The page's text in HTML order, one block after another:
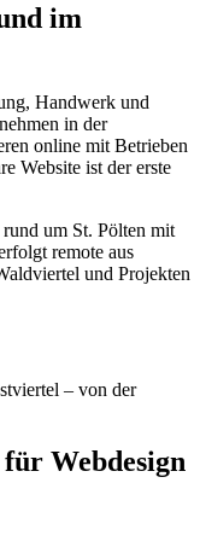
im
Handwerk und
in der
online mit Betrieben
Website ist der erste
um St. Pölten mit
remote aus
und Projekten
– von der
Webdesign